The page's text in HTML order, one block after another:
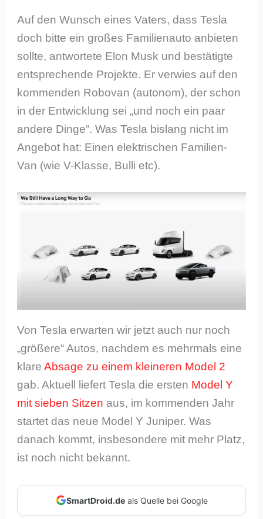
Auf den Wunsch eines Vaters, dass Tesla
doch bitte ein großes Familienauto anbieten
sollte, antwortete Elon Musk und bestätigte
entsprechende Projekte. Er verwies auf den
kommenden Robovan (autonom), der schon
in der Entwicklung sei „und noch ein paar
andere Dinge“. Was Tesla bislang nicht im
Angebot hat: Einen elektrischen Familien-
Van (wie V-Klasse, Bulli etc).
Von Tesla erwarten wir jetzt auch nur noch
„größere“ Autos, nachdem es mehrmals eine
klareAbsage zu einem kleineren Model 2
gab. Aktuell liefert Tesla die ersten Model Y
mit sieben Sitzen aus, im kommenden Jahr
startet das neue Model Y Juniper. Was
danach kommt, insbesondere mit mehr Platz,
ist noch nicht bekannt.
SmartDroid.deals Quelle bei Google